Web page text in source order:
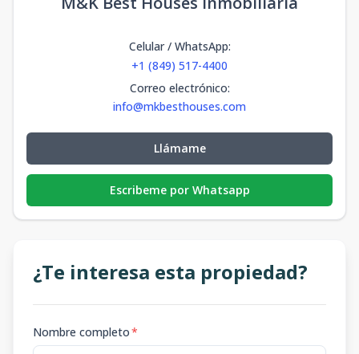
Celular / WhatsApp:
+1 (849) 517-4400
Correo electrónico:
info@mkbesthouses.com
Llámame
Escribeme por Whatsapp
¿Te interesa esta propiedad?
Nombre completo*